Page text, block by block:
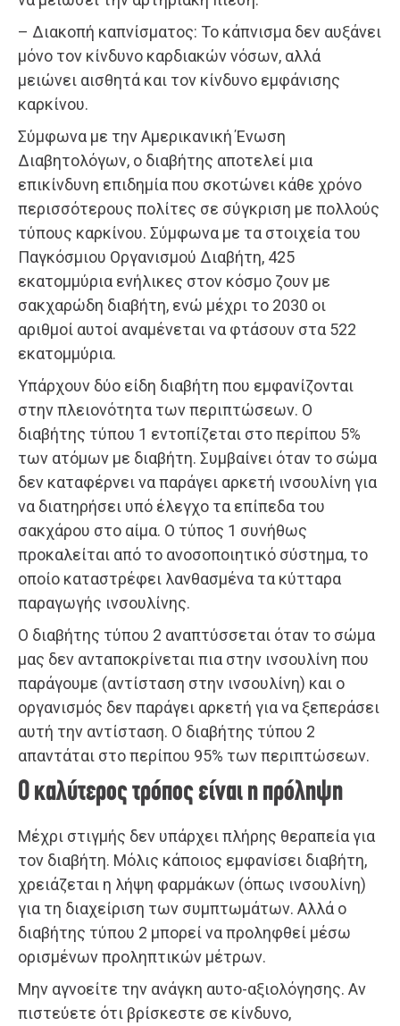
– Διακοπή καπνίσματος: Το κάπνισμα δεν αυξάνει
μόνο τον κίνδυνο καρδιακών νόσων, αλλά
μειώνει αισθητά και τον κίνδυνο εμφάνισης
καρκίνου.
Σύμφωνα με την Αμερικανική Ένωση
Διαβητολόγων, ο διαβήτης αποτελεί μια
επικίνδυνη επιδημία που σκοτώνει κάθε χρόνο
περισσότερους πολίτες σε σύγκριση με πολλούς
τύπους καρκίνου. Σύμφωνα με τα στοιχεία του
Παγκόσμιου Οργανισμού Διαβήτη, 425
εκατομμύρια ενήλικες στον κόσμο ζουν με
σακχαρώδη διαβήτη, ενώ μέχρι το 2030 οι
αριθμοί αυτοί αναμένεται να φτάσουν στα 522
εκατομμύρια.
Υπάρχουν δύο είδη διαβήτη που εμφανίζονται
στην πλειονότητα των περιπτώσεων. Ο
διαβήτης τύπου 1 εντοπίζεται στο περίπου 5%
των ατόμων με διαβήτη. Συμβαίνει όταν το σώμα
δεν καταφέρνει να παράγει αρκετή ινσουλίνη για
να διατηρήσει υπό έλεγχο τα επίπεδα του
σακχάρου στο αίμα. Ο τύπος 1 συνήθως
προκαλείται από το ανοσοποιητικό σύστημα, το
οποίο καταστρέφει λανθασμένα τα κύτταρα
παραγωγής ινσουλίνης.
Ο διαβήτης τύπου 2 αναπτύσσεται όταν το σώμα
μας δεν ανταποκρίνεται πια στην ινσουλίνη που
παράγουμε (αντίσταση στην ινσουλίνη) και ο
οργανισμός δεν παράγει αρκετή για να ξεπεράσει
αυτή την αντίσταση. Ο διαβήτης τύπου 2
απαντάται στο περίπου 95% των περιπτώσεων.
Ο καλύτερος τρόπος είναι η πρόληψη
Μέχρι στιγμής δεν υπάρχει πλήρης θεραπεία για
τον διαβήτη. Μόλις κάποιος εμφανίσει διαβήτη,
χρειάζεται η λήψη φαρμάκων (όπως ινσουλίνη)
για τη διαχείριση των συμπτωμάτων. Αλλά ο
διαβήτης τύπου 2 μπορεί να προληφθεί μέσω
ορισμένων προληπτικών μέτρων.
Μην αγνοείτε την ανάγκη αυτο-αξιολόγησης. Αν
πιστεύετε ότι βρίσκεστε σε κίνδυνο,